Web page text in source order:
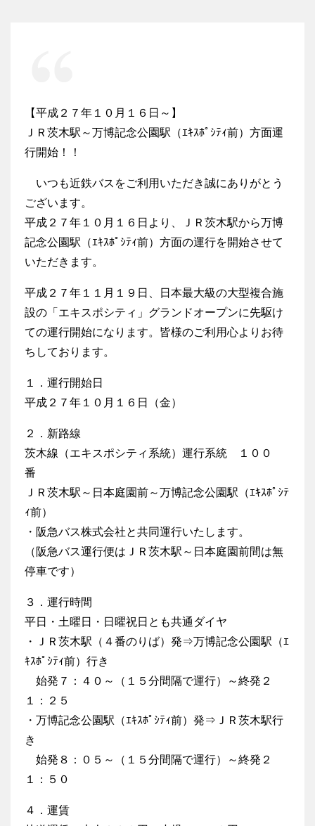
【平成２７年１０月１６日～】
ＪＲ茨木駅～万博記念公園駅（ｴｷｽﾎﾟｼﾃｨ前）方面運
行開始！！
いつも近鉄バスをご利用いただき誠にありがとう
ございます。
平成２７年１０月１６日より、ＪＲ茨木駅から万博
記念公園駅（ｴｷｽﾎﾟｼﾃｨ前）方面の運行を開始させて
いただきます。
平成２７年１１月１９日、日本最大級の大型複合施
設の「エキスポシティ」グランドオープンに先駆け
ての運行開始になります。皆様のご利用心よりお待
ちしております。
１．運行開始日
平成２７年１０月１６日（金）
２．新路線
茨木線（エキスポシティ系統）運行系統 １００
番
ＪＲ茨木駅～日本庭園前～万博記念公園駅（ｴｷｽﾎﾟｼﾃ
ｨ前）
・阪急バス株式会社と共同運行いたします。
（阪急バス運行便はＪＲ茨木駅～日本庭園前間は無
停車です）
３．運行時間
平日・土曜日・日曜祝日とも共通ダイヤ
・ＪＲ茨木駅（４番のりば）発⇒万博記念公園駅（ｴ
ｷｽﾎﾟｼﾃｨ前）行き
始発７：４０～（１５分間隔で運行）～終発２
１：２５
・万博記念公園駅（ｴｷｽﾎﾟｼﾃｨ前）発⇒ＪＲ茨木駅行
き
始発８：０５～（１５分間隔で運行）～終発２
１：５０
４．運賃